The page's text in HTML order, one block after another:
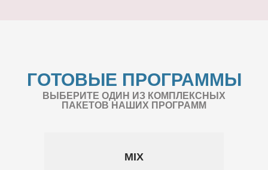
ГОТОВЫЕ ПРОГРАММЫ
ВЫБЕРИТЕ ОДИН ИЗ КОМПЛЕКСНЫХ
ПАКЕТОВ НАШИХ ПРОГРАММ
MIX